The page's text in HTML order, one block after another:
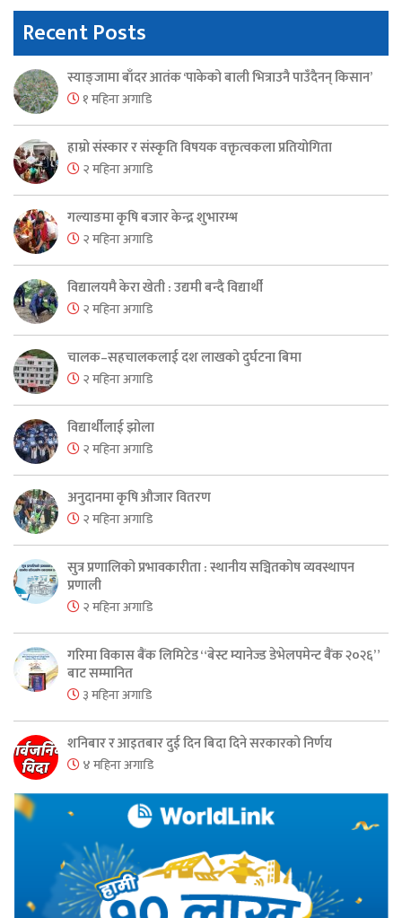
Recent Posts
स्याङ्जामा बाँदर आतंक ‘पाकेको बाली भित्राउनै पाउँदैनन् किसान’
१ महिना अगाडि
हाम्रो संस्कार र संस्कृति विषयक वक्तृत्वकला प्रतियोगिता
२ महिना अगाडि
गल्याङमा कृषि बजार केन्द्र शुभारम्भ
२ महिना अगाडि
विद्यालयमै केरा खेती : उद्यमी बन्दै विद्यार्थी
२ महिना अगाडि
चालक–सहचालकलाई दश लाखको दुर्घटना बिमा
२ महिना अगाडि
विद्यार्थीलाई झोला
२ महिना अगाडि
अनुदानमा कृषि औजार वितरण
२ महिना अगाडि
सुत्र प्रणालिको प्रभावकारीता : स्थानीय सञ्चितकोष व्यवस्थापन
प्रणाली
२ महिना अगाडि
गरिमा विकास बैंक लिमिटेड “बेस्ट म्यानेज्ड डेभेलपमेन्ट बैंक २०२६”
बाट सम्मानित
३ महिना अगाडि
शनिबार र आइतबार दुई दिन बिदा दिने सरकारको निर्णय
४ महिना अगाडि